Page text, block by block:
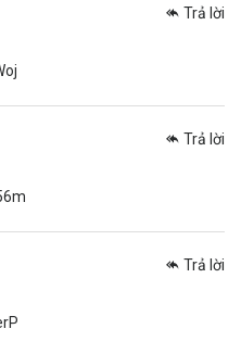
Trả lời
Trả lời
Trả lời